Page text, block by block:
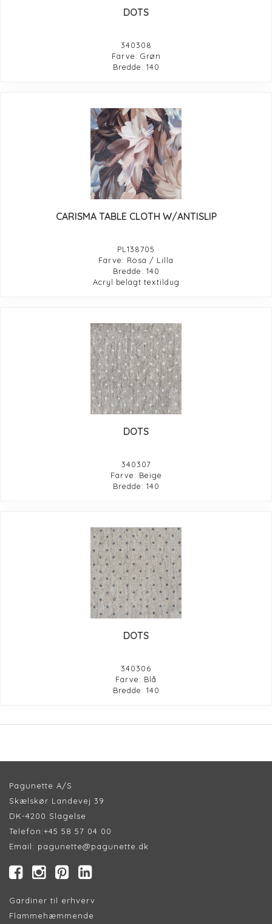
DOTS
340308
Farve: Grøn
Bredde: 140
CARISMA TABLE CLOTH W/ANTISLIP
PL138705
Farve: Rosa / Lilla
Bredde: 140
Acryl belagt textildug
DOTS
340307
Farve: Beige
Bredde: 140
DOTS
340306
Farve: Blå
Bredde: 140
Pagunette A/S
Skælskør Landevej 39
DK-4200 Slagelse
Telefon:+45 58 57 04 00
Email: pagunette@pagunette.dk
Gardiner til erhverv
Flammehæmmende